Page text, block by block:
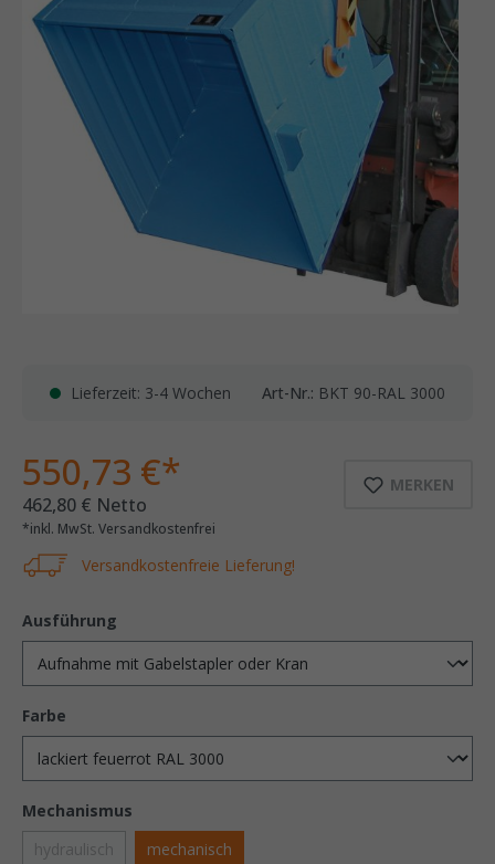
Lieferzeit: 3-4 Wochen Art-Nr.: BKT 90-RAL 3000
MERKEN
550,73 €*
462,80 € Netto
*inkl. MwSt. Versandkostenfrei
Versandkostenfreie Lieferung!
Ausführung
Farbe
Mechanismus
hydraulisch
mechanisch